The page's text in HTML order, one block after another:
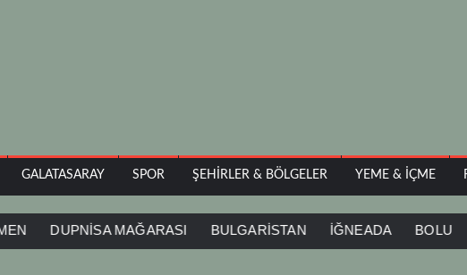
GALATASARAY SPOR ŞEHIRLER & BÖLGELER YEME & İÇME
DUPNİSA MAĞARASI BULGARİSTAN İĞNEADA BOLU